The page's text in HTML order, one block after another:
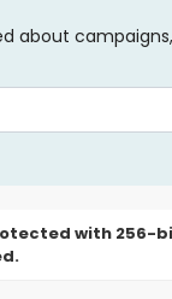
about
with 256-